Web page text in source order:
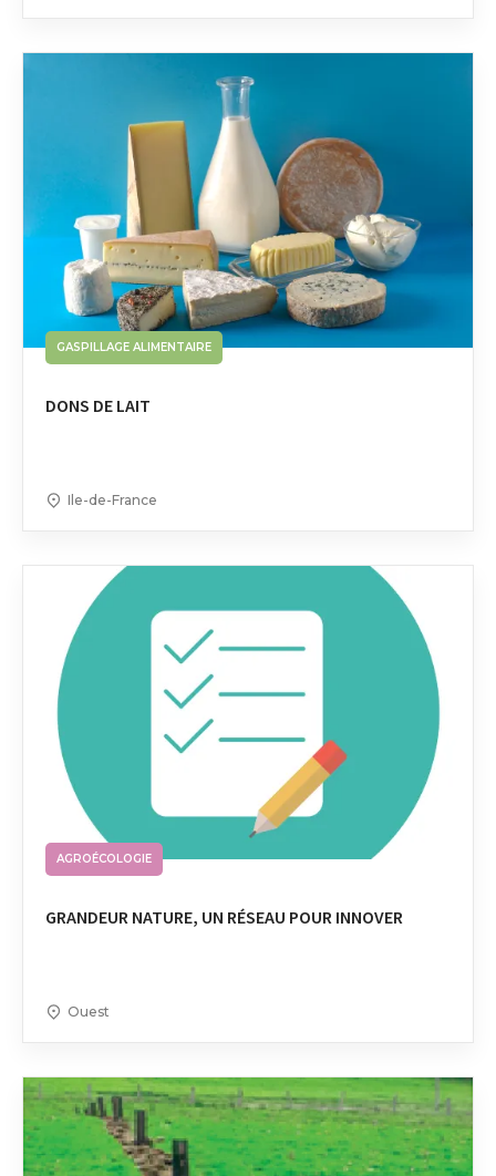
GASPILLAGE ALIMENTAIRE
DONS DE LAIT
Ile-de-France
AGROÉCOLOGIE
GRANDEUR NATURE, UN RÉSEAU POUR INNOVER
Ouest